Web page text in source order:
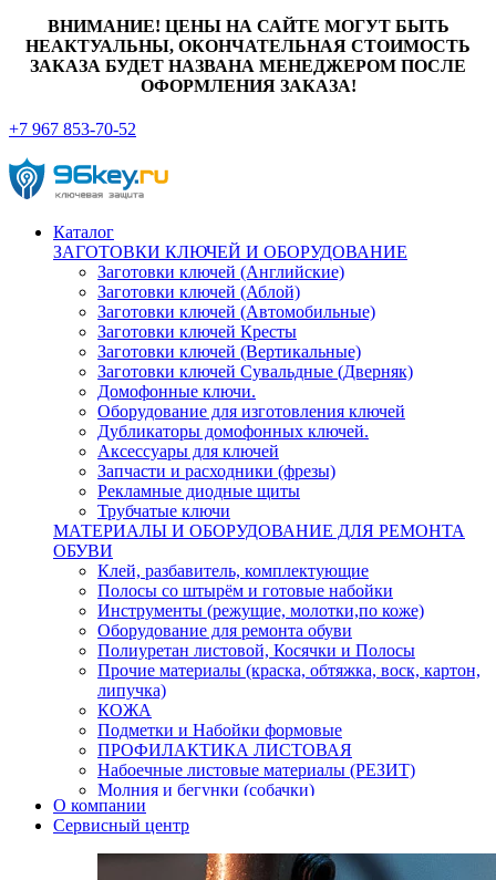
ВНИМАНИЕ! ЦЕНЫ НА САЙТЕ МОГУТ БЫТЬ
НЕАКТУАЛЬНЫ, ОКОНЧАТЕЛЬНАЯ СТОИМОСТЬ
ЗАКАЗА БУДЕТ НАЗВАНА МЕНЕДЖЕРОМ ПОСЛЕ
ОФОРМЛЕНИЯ ЗАКАЗА!
+7 967 853-70-52
Каталог
ЗАГОТОВКИ КЛЮЧЕЙ И ОБОРУДОВАНИЕ
Заготовки ключей (Английские)
Заготовки ключей (Аблой)
Заготовки ключей (Автомобильные)
Заготовки ключей Кресты
Заготовки ключей (Вертикальные)
Заготовки ключей Сувальдные (Дверняк)
Домофонные ключи.
Оборудование для изготовления ключей
Дубликаторы домофонных ключей.
Аксессуары для ключей
Запчасти и расходники (фрезы)
Рекламные диодные щиты
Трубчатые ключи
МАТЕРИАЛЫ И ОБОРУДОВАНИЕ ДЛЯ РЕМОНТА
ОБУВИ
Клей, разбавитель, комплектующие
Полосы со штырём и готовые набойки
Инструменты (режущие, молотки,по коже)
Оборудование для ремонта обуви
Полиуретан листовой, Косячки и Полосы
Прочие материалы (краска, обтяжка, воск, картон,
липучка)
КОЖА
Подметки и Набойки формовые
ПРОФИЛАКТИКА ЛИСТОВАЯ
Набоечные листовые материалы (РЕЗИТ)
Молния и бегунки (собачки)
Нитки,иглы-шило,крючки.
Уход и косметика для обуви
Кнопки (магнитые,кобурные)
Пряжки для ремня
О компании
Сервисный центр